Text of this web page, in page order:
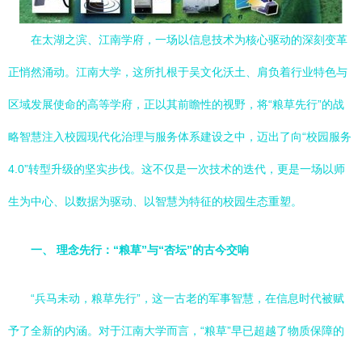
在太湖之滨、江南学府，一场以信息技术为核心驱动的深刻变革
正悄然涌动。江南大学，这所扎根于吴文化沃土、肩负着行业特色与
区域发展使命的高等学府，正以其前瞻性的视野，将“粮草先行”的战
略智慧注入校园现代化治理与服务体系建设之中，迈出了向“校园服务
4.0”转型升级的坚实步伐。这不仅是一次技术的迭代，更是一场以师
生为中心、以数据为驱动、以智慧为特征的校园生态重塑。
一、 理念先行：“粮草”与“杏坛”的古今交响
“兵马未动，粮草先行”，这一古老的军事智慧，在信息时代被赋
予了全新的内涵。对于江南大学而言，“粮草”早已超越了物质保障的